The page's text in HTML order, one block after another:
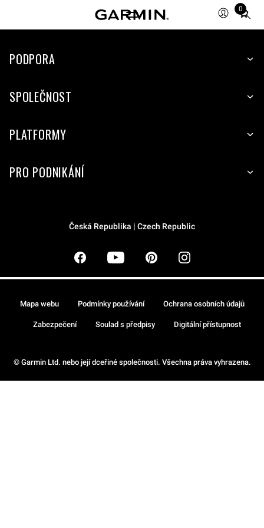
0
Total
items
cart:
PODPORA
SPOLEČNOST
PLATFORMY
PRO PODNIKÁNÍ
Česká Republika | Czech Republic
© Garmin Ltd. nebo její dceřiné společnosti. Všechna práva vyhrazena.
Mapa webu Podmínky používání Ochrana osobních údajů
Zabezpečení Soulad s předpisy Digitální přístupnost